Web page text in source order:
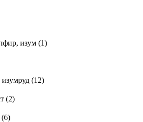
изум (1)
(12)
(2)
(6)